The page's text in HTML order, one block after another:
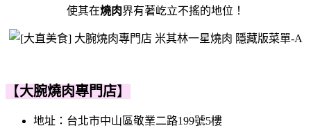
使其在燒肉界有著屹立不搖的地位！
【大腕燒肉專門店】
地址：台北市中山區敬業二路199號5樓